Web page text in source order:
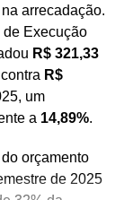
arrecadação.
Execução
R$ 321,33
R$
um
a 14,89%.
orçamento
de 2025